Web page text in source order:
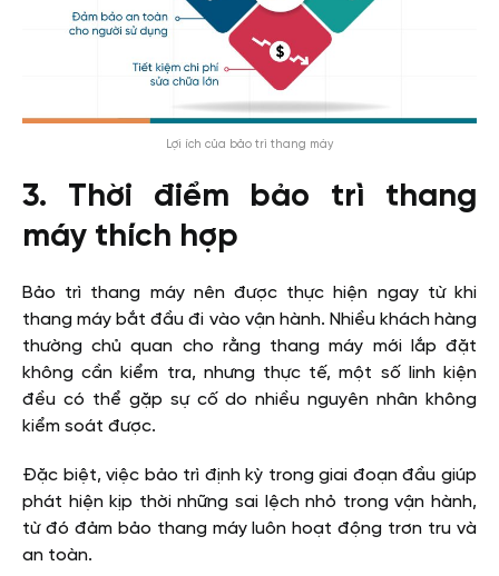
Lợi ích của bảo trì thang máy
3. Thời điểm bảo trì thang
máy thích hợp
Bảo trì thang máy nên được thực hiện ngay từ khi
thang máy bắt đầu đi vào vận hành. Nhiều khách hàng
thường chủ quan cho rằng thang máy mới lắp đặt
không cần kiểm tra, nhưng thực tế, một số linh kiện
đều có thể gặp sự cố do nhiều nguyên nhân không
kiểm soát được.
Đặc biệt, việc bảo trì định kỳ trong giai đoạn đầu giúp
phát hiện kịp thời những sai lệch nhỏ trong vận hành,
từ đó đảm bảo thang máy luôn hoạt động trơn tru và
an toàn.